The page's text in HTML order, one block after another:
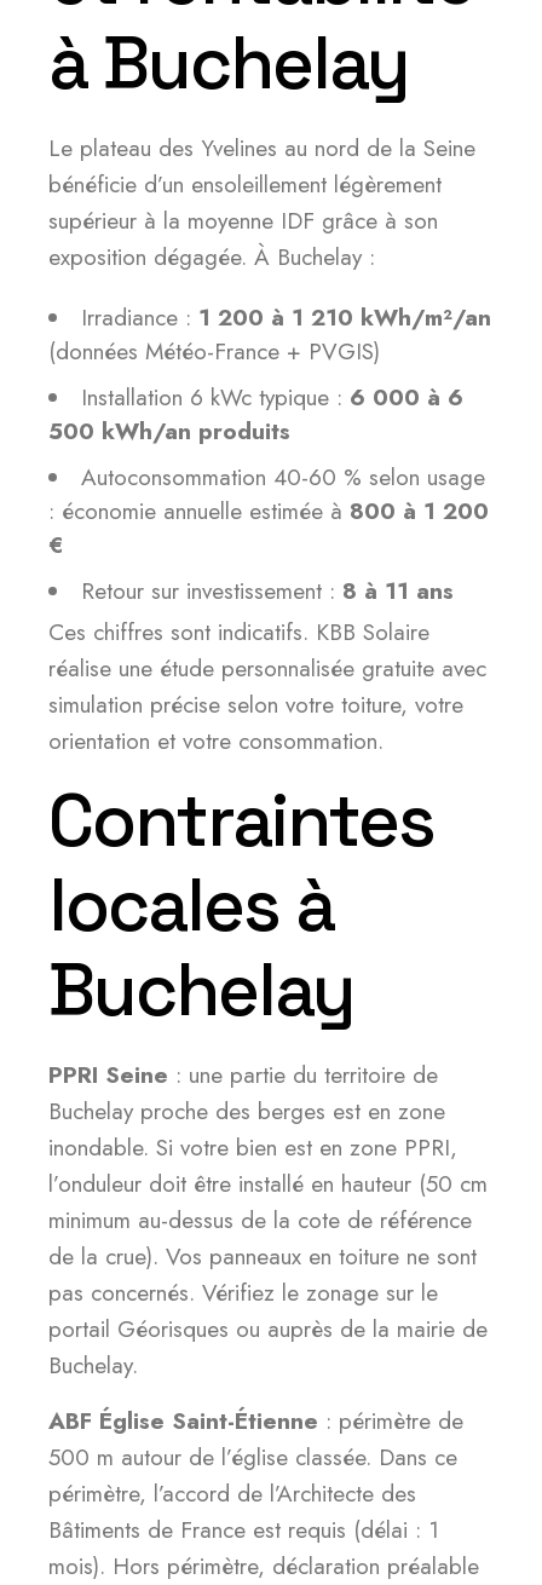
à Buchelay
Le plateau des Yvelines au nord de la Seine
bénéficie d’un ensoleillement légèrement
supérieur à la moyenne IDF grâce à son
exposition dégagée. À Buchelay :
Irradiance : 1 200 à 1 210 kWh/m²/an
(données Météo-France + PVGIS)
Installation 6 kWc typique : 6 000 à 6
500 kWh/an produits
Autoconsommation 40-60 % selon usage
: économie annuelle estimée à 800 à 1 200
€
Retour sur investissement : 8 à 11 ans
Ces chiffres sont indicatifs. KBB Solaire
réalise une étude personnalisée gratuite avec
simulation précise selon votre toiture, votre
orientation et votre consommation.
Contraintes
locales à
Buchelay
PPRI Seine : une partie du territoire de
Buchelay proche des berges est en zone
inondable. Si votre bien est en zone PPRI,
l’onduleur doit être installé en hauteur (50 cm
minimum au-dessus de la cote de référence
de la crue). Vos panneaux en toiture ne sont
pas concernés. Vérifiez le zonage sur le
portail Géorisques ou auprès de la mairie de
Buchelay.
ABF Église Saint-Étienne : périmètre de
500 m autour de l’église classée. Dans ce
périmètre, l’accord de l’Architecte des
Bâtiments de France est requis (délai : 1
mois). Hors périmètre, déclaration préalable